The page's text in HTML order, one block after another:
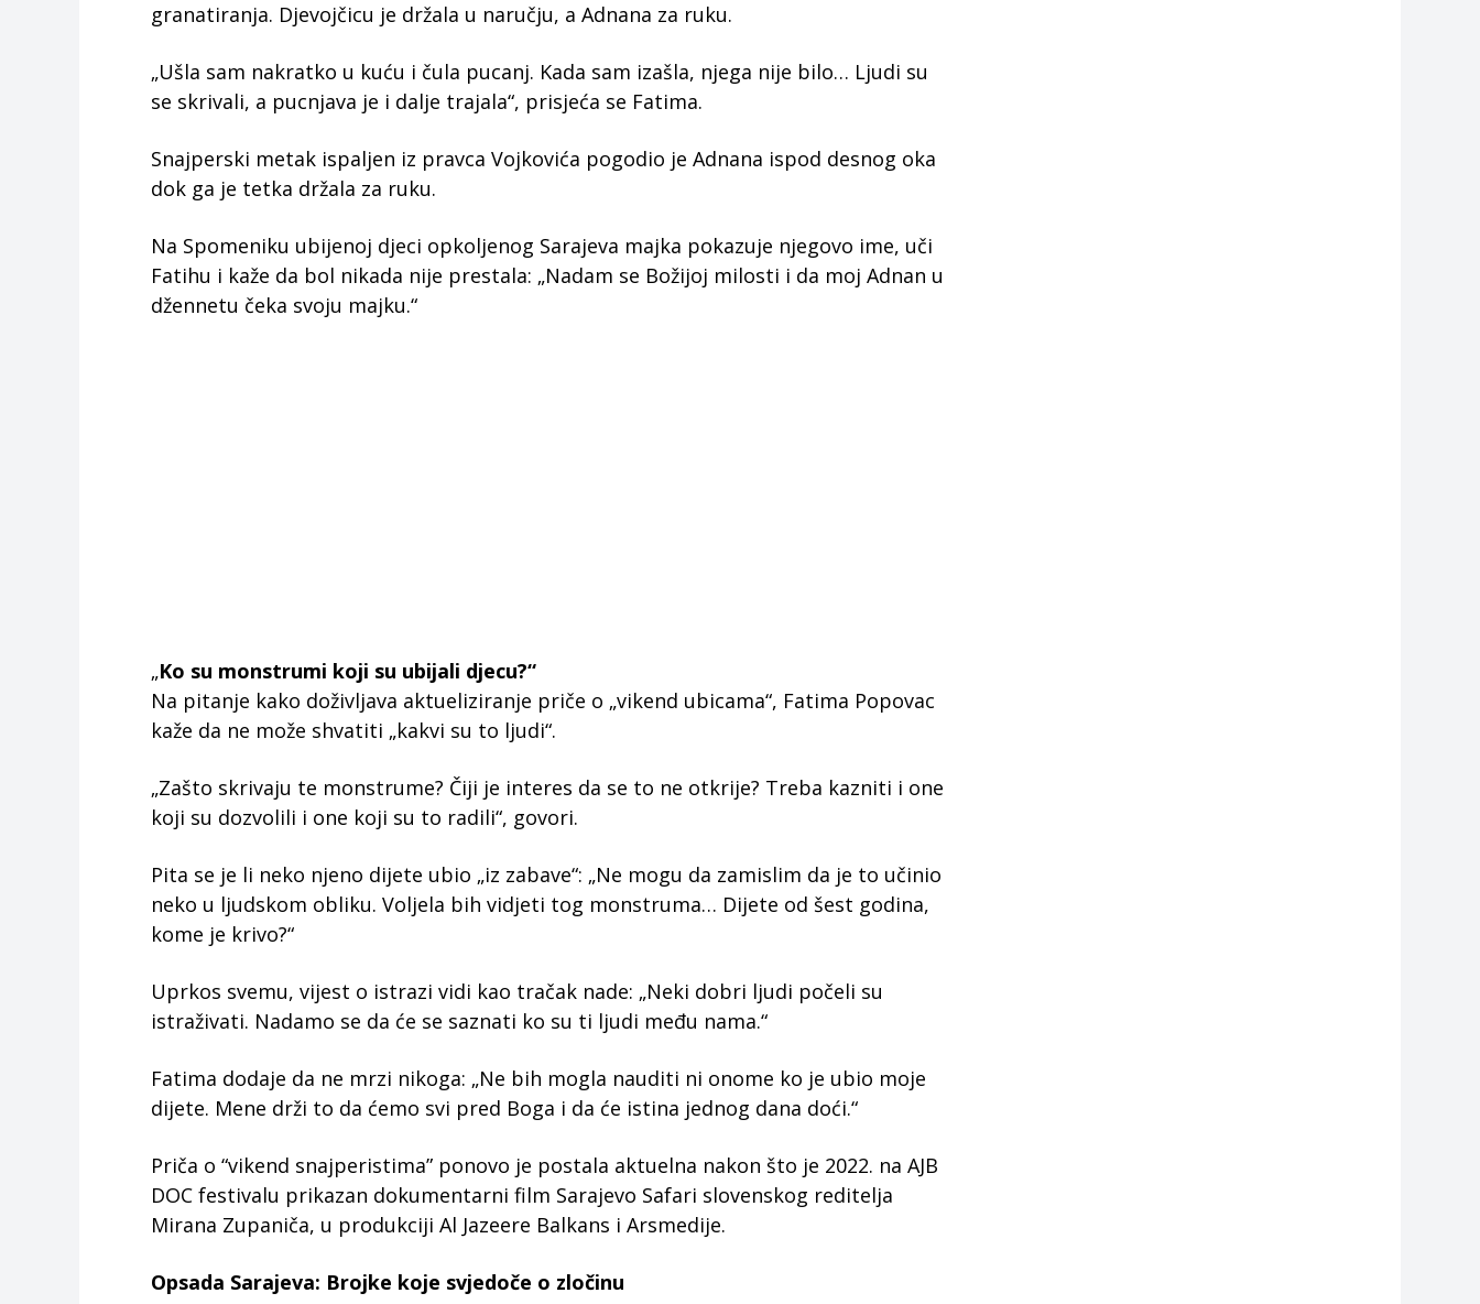
granatiranja. Djevojčicu je držala u naručju, a Adnana za ruku.
„Ušla sam nakratko u kuću i čula pucanj. Kada sam izašla, njega nije bilo… Ljudi su
se skrivali, a pucnjava je i dalje trajala“, prisjeća se Fatima.
Snajperski metak ispaljen iz pravca Vojkovića pogodio je Adnana ispod desnog oka
dok ga je tetka držala za ruku.
Na Spomeniku ubijenoj djeci opkoljenog Sarajeva majka pokazuje njegovo ime, uči
Fatihu i kaže da bol nikada nije prestala: „Nadam se Božijoj milosti i da moj Adnan u
džennetu čeka svoju majku.“
„Ko su monstrumi koji su ubijali djecu?“
Na pitanje kako doživljava aktueliziranje priče o „vikend ubicama“, Fatima Popovac
kaže da ne može shvatiti „kakvi su to ljudi“.
„Zašto skrivaju te monstrume? Čiji je interes da se to ne otkrije? Treba kazniti i one
koji su dozvolili i one koji su to radili“, govori.
Pita se je li neko njeno dijete ubio „iz zabave“: „Ne mogu da zamislim da je to učinio
neko u ljudskom obliku. Voljela bih vidjeti tog monstruma… Dijete od šest godina,
kome je krivo?“
Uprkos svemu, vijest o istrazi vidi kao tračak nade: „Neki dobri ljudi počeli su
istraživati. Nadamo se da će se saznati ko su ti ljudi među nama.“
Fatima dodaje da ne mrzi nikoga: „Ne bih mogla nauditi ni onome ko je ubio moje
dijete. Mene drži to da ćemo svi pred Boga i da će istina jednog dana doći.“
Priča o “vikend snajperistima” ponovo je postala aktuelna nakon što je 2022. na AJB
DOC festivalu prikazan dokumentarni film Sarajevo Safari slovenskog reditelja
Mirana Zupaniča, u produkciji Al Jazeere Balkans i Arsmedije.
Opsada Sarajeva: Brojke koje svjedoče o zločinu